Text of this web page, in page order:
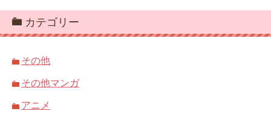
カテゴリー
その他
その他マンガ
アニメ